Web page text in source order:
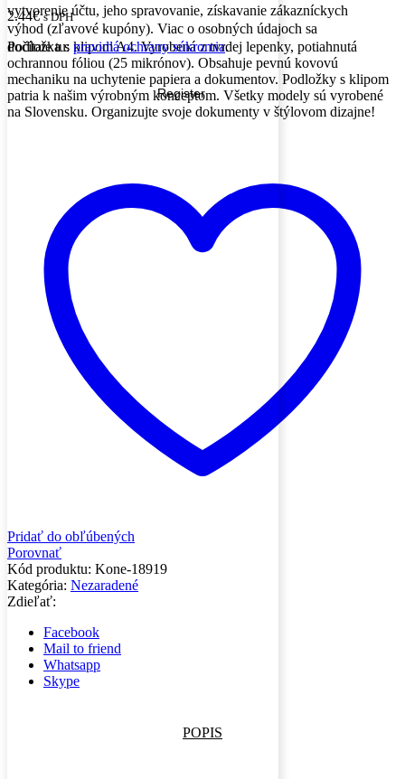
vytvorenie účtu, jeho spravovanie, získavanie zákazníckych
výhod (zľavové kupóny). Viac o osobných údajoch sa
dočítate tu: pravidlá ochrany súkromia.
Register
2.44€ s DPH
Podložka s klipom A4. Vyrobená z tvrdej lepenky, potiahnutá
ochrannou fóliou (25 mikrónov). Obsahuje pevnú kovovú
mechaniku na uchytenie papiera a dokumentov. Podložky s klipom
patria k našim výrobným konceptom. Všetky modely sú vyrobené
na Slovensku. Organizujte svoje dokumenty v štýlovom dizajne!
Pridať do obľúbených
Porovnať
Kód produktu: Kone-18919
Kategória: Nezaradené
Zdieľať:
Facebook
Mail to friend
Whatsapp
Skype
POPIS